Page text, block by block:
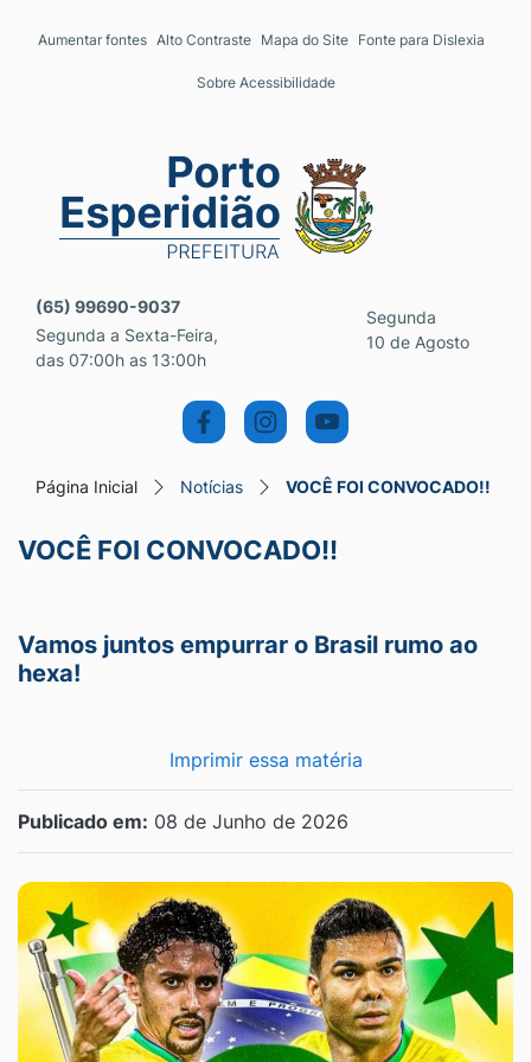
Seção de atalhos e links
Ir para a busca [alt+3]
Aumentar fontes Alto Contraste Mapa do Site Fonte para Dislexia
Sobre Acessibilidade
Seção do menu principal
(65) 99690-9037
Segunda a Sexta-Feira,
das 07:00h as 13:00h
Segunda
10 de Agosto
Página Inicial Notícias VOCÊ FOI CONVOCADO!!
VOCÊ FOI CONVOCADO!!
Vamos juntos empurrar o Brasil rumo ao
hexa!
Imprimir essa matéria
Publicado em: 08 de Junho de 2026